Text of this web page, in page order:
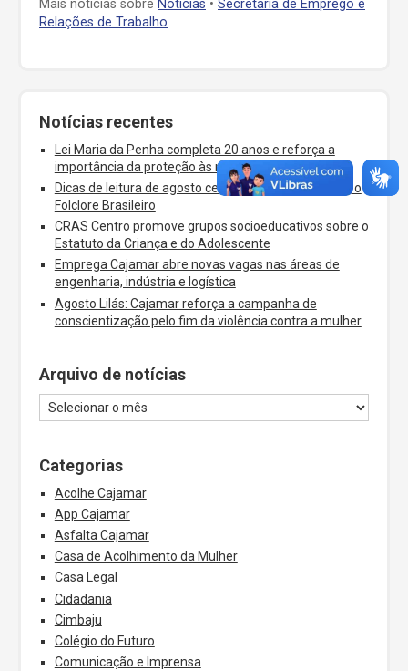
Mais notícias sobre Notícias • Secretaria de Emprego e
Relações de Trabalho
Notícias recentes
Lei Maria da Penha completa 20 anos e reforça a
importância da proteção às mulheres em Cajamar
Dicas de leitura de agosto celebram o Dia dos Pais e o
Folclore Brasileiro
CRAS Centro promove grupos socioeducativos sobre o
Estatuto da Criança e do Adolescente
Emprega Cajamar abre novas vagas nas áreas de
engenharia, indústria e logística
Agosto Lilás: Cajamar reforça a campanha de
conscientização pelo fim da violência contra a mulher
Arquivo de notícias
Categorias
Acolhe Cajamar
App Cajamar
Asfalta Cajamar
Casa de Acolhimento da Mulher
Casa Legal
Cidadania
Cimbaju
Colégio do Futuro
Comunicação e Imprensa